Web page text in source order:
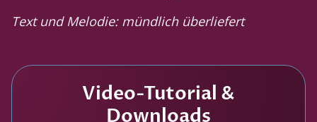
Text und Melodie: mündlich überliefert
Video-Tutorial &
Downloads